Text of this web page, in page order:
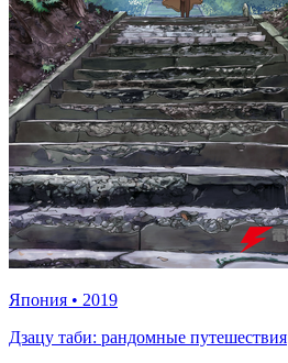
Япония • 2019
Дзацу таби: рандомные путешествия